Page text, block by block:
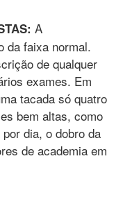
A
da faixa normal.
de qualquer
exames. Em
tacada só quatro
bem altas, como
dia, o dobro da
de academia em